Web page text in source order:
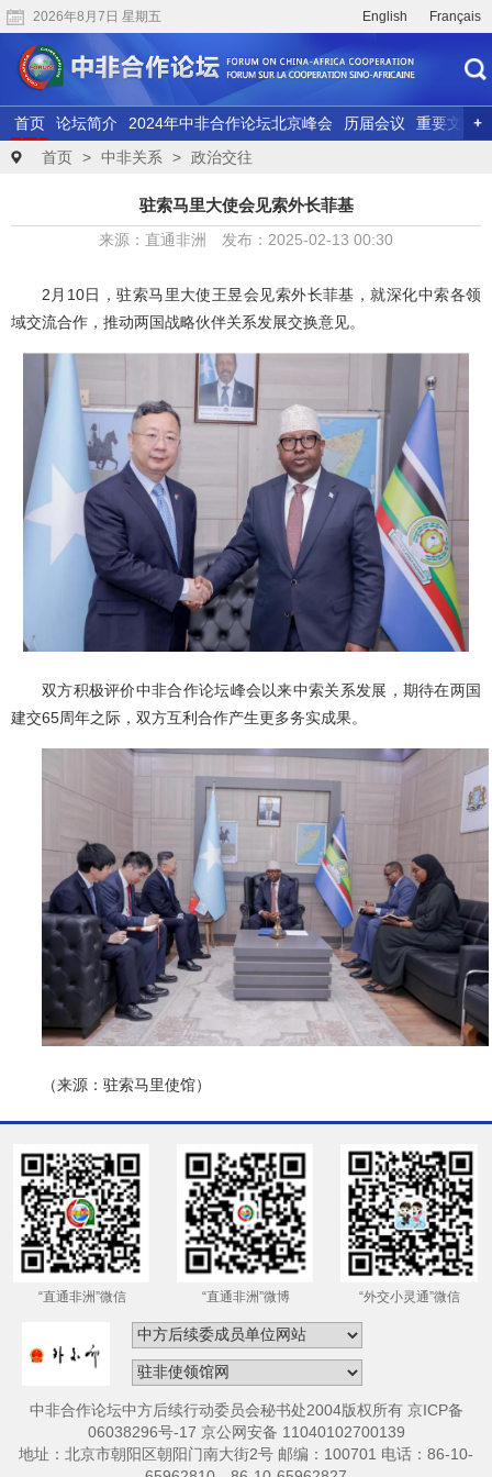
2026年8月7日 星期五 English Français
首页 论坛简介 2024年中非合作论坛北京峰会 历届会议
重要文献
联合研究
精彩视频
首页 > 中非关系 > 政治交往
驻索马里大使会见索外长菲基
来源：直通非洲 发布：2025-02-13 00:30
2月10日，驻索马里大使王昱会见索外长菲基，就深化中索各领
域交流合作，推动两国战略伙伴关系发展交换意见。
双方积极评价中非合作论坛峰会以来中索关系发展，期待在两国
建交65周年之际，双方互利合作产生更多务实成果。
（来源：驻索马里使馆）
“直通非洲”微信 “直通非洲”微博 “外交小灵通”微信
中非合作论坛中方后续行动委员会秘书处2004版权所有 京ICP备
06038296号-17 京公网安备 11040102700139
地址：北京市朝阳区朝阳门南大街2号 邮编：100701 电话：86-10-